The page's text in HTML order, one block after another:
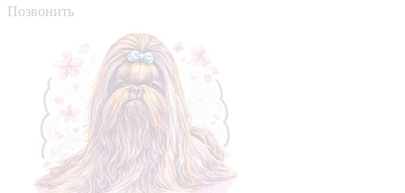
Позвонить